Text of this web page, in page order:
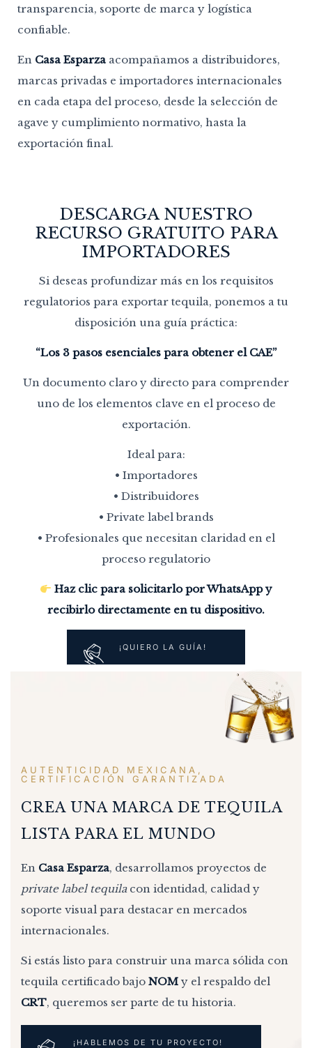
transparencia, soporte de marca y logística
confiable.
En Casa Esparza acompañamos a distribuidores,
marcas privadas e importadores internacionales
en cada etapa del proceso, desde la selección de
agave y cumplimiento normativo, hasta la
exportación final.
DESCARGA NUESTRO
RECURSO GRATUITO PARA
IMPORTADORES
Si deseas profundizar más en los requisitos
regulatorios para exportar tequila, ponemos a tu
disposición una guía práctica:
“Los 3 pasos esenciales para obtener el CAE”
Un documento claro y directo para comprender
uno de los elementos clave en el proceso de
exportación.
Ideal para:
• Importadores
• Distribuidores
• Private label brands
• Profesionales que necesitan claridad en el
proceso regulatorio
Haz clic para solicitarlo por WhatsApp y
recibirlo directamente en tu dispositivo.
¡QUIERO LA GUÍA!
AUTENTICIDAD MEXICANA,
CERTIFICACIÓN GARANTIZADA
CREA UNA MARCA DE TEQUILA
LISTA PARA EL MUNDO
En Casa Esparza, desarrollamos proyectos de
private label tequilacon identidad, calidad y
soporte visual para destacar en mercados
internacionales.
Si estás listo para construir una marca sólida con
tequila certificado bajo NOM y el respaldo del
CRT, queremos ser parte de tu historia.
¡HABLEMOS DE TU PROYECTO!